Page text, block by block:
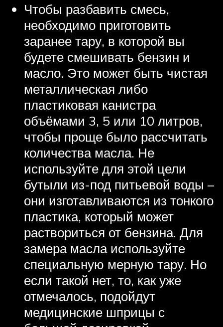
Чтобы разбавить смесь,
необходимо приготовить
заранее тару, в которой вы
будете смешивать бензин и
масло. Это может быть чистая
металлическая либо
пластиковая канистра
объёмами 3, 5 или 10 литров,
чтобы проще было рассчитать
количества масла. Не
используйте для этой цели
бутыли из-под питьевой воды –
они изготавливаются из тонкого
пластика, который может
раствориться от бензина. Для
замера масла используйте
специальную мерную тару. Но
если такой нет, то, как уже
отмечалось, подойдут
медицинские шприцы с